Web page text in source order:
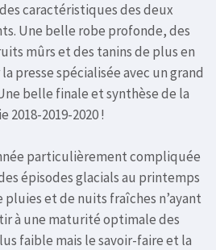
caractéristiques des deux
Une belle robe profonde, des
mûrs et des tanins de plus en
presse spécialisée avec un grand
belle finale et synthèse de la
2018-2019-2020 !
particulièrement compliquée
épisodes glacials au printemps
et de nuits fraîches n’ayant
à une maturité optimale des
faible mais le savoir-faire et la